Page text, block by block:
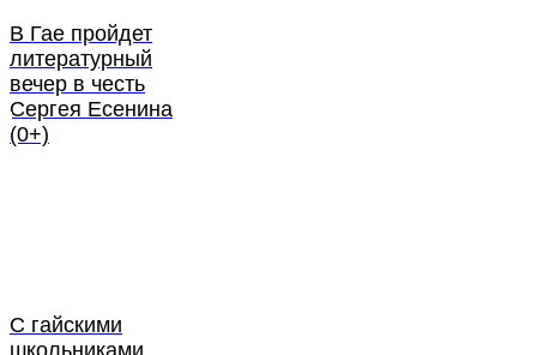
В Гае пройдет
литературный
вечер в честь
Сергея Есенина
(0+)
С гайскими